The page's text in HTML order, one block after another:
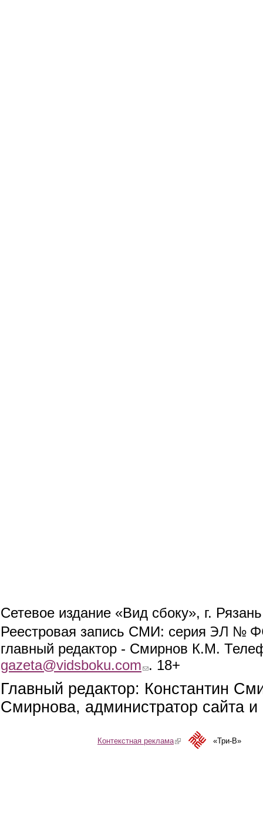
Сетевое издание «Вид сбоку», г.
Реестровая запись СМИ: серия ЭЛ №
главный редактор - Смирнов К.М.
gazeta@vidsboku.com (link sends e-mail)
. 18+
Главный редактор: Константин
Смирнова, администратор сайта
Контекстная реклама(link is external)«Три-В»